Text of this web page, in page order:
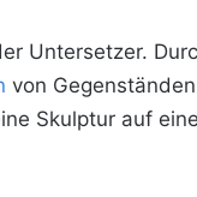
Untersetzer.
von
Skulptur auf